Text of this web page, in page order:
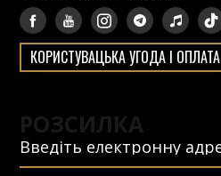
КОРИСТУВАЦЬКА УГОДА І ОПЛАТА
РОЗСИЛКА